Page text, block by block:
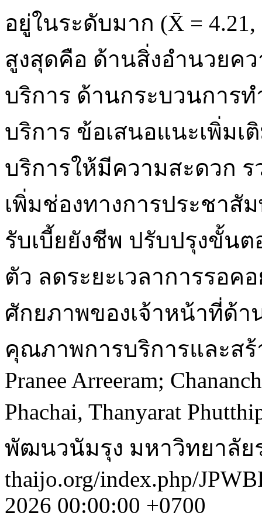
อยู่ในระดับมาก (X̄ =
สูงสุดคือ ด้านสิ่งอำนวยค
บริการ ด้านกระบวนการ
บริการ ข้อเสนอแนะเพิ่ม
บริการให้มีความสะดวก ร
เพิ่มช่องทางการประชาสั
รับเบี้ยยังชีพ ปรับปรุงขั้น
ตัว ลดระยะเวลาการรอค
ศักยภาพของเจ้าหน้าที่ด้า
คุณภาพการบริการและสร้
Pranee Arreeram;
Phachai, Thanyarat
พัฒนวนัมรุง มหาวิทยาลั
thaijo.org/index.php/
2026 00:00:00 +0700